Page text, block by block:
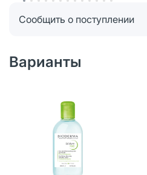
Сообщить о поступлении
Варианты